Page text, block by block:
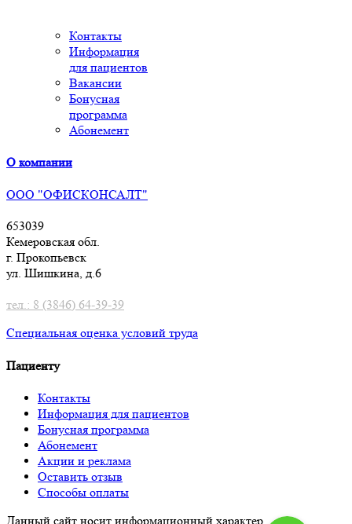
Контакты
Информация
для пациентов
Вакансии
Бонусная
программа
Абонемент
О компании
ООО "ОФИСКОНСАЛТ"
653039
Кемеровская обл.
г. Прокопьевск
ул. Шишкина, д.6
тел.: 8 (3846) 64-39-39
Специальная оценка условий труда
Пациенту
Контакты
Информация для пациентов
Бонусная программа
Абонемент
Акции и реклама
Оставить отзыв
Способы оплаты
Данный сайт носит информационный характер.